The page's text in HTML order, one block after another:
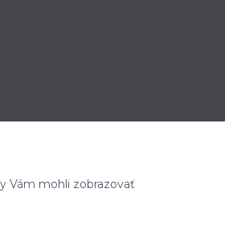
Vám mohli zobrazovať